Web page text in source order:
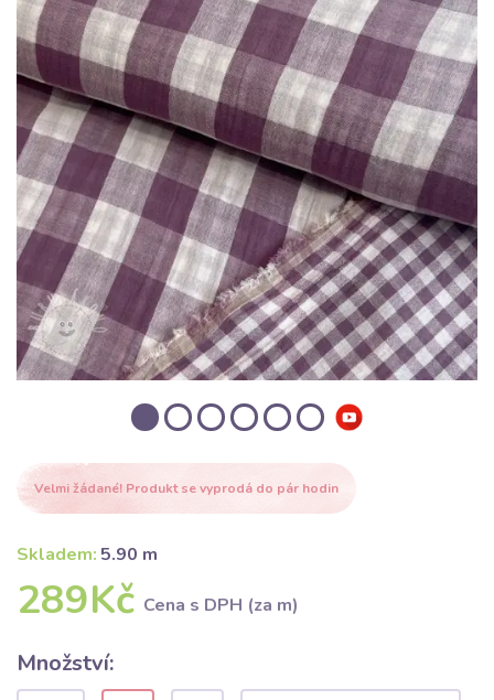
Velmi žádané! Produkt se vyprodá do pár hodin
Skladem: 5.90 m
289Kč Cena s DPH (za m)
Množství: